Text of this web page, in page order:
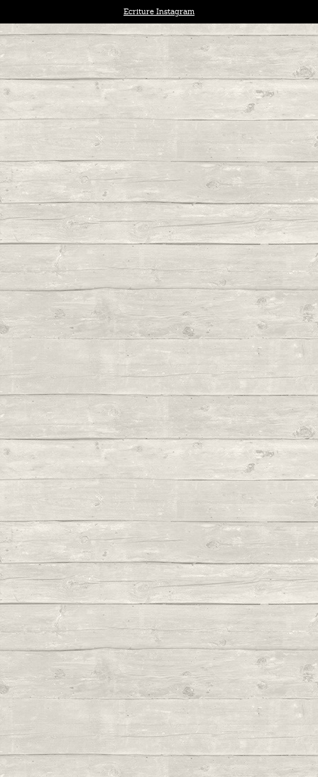
Ecriture Instagram